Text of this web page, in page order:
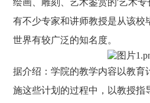
有不少专家和讲师教授是从该校
世界有较广泛的知名度。
据介绍：学院的教学内容以教育
施这些计划的过程中，以教授指